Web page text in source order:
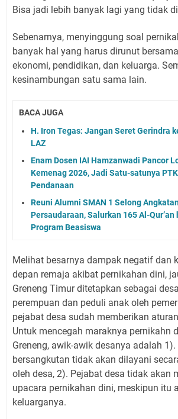
Bisa jadi lebih banyak lagi yang tidak
Sebenarnya, menyinggung soal
banyak hal yang harus dirunut
ekonomi, pendidikan, dan keluarga.
kesinambungan satu sama lain.
BACA JUGA
H. Iron Tegas: Jangan Seret Gerindra
LAZ
Enam Dosen IAI Hamzanwadi Pancor
Kemenag 2026, Jadi Satu-satunya
Pendanaan
Reuni Alumni SMAN 1 Selong
Persaudaraan, Salurkan 165 Al-
Program Beasiswa
Melihat besarnya dampak negatif dan
depan remaja akibat pernikahan dini,
Greneng Timur ditetapkan sebagai
perempuan dan peduli anak oleh
pejabat desa sudah memberikan
Untuk mencegah maraknya pernikahn
Greneng, awik-awik desanya adalah 1).
bersangkutan tidak akan dilayani
oleh desa, 2). Pejabat desa tidak akan
upacara pernikahan dini, meskipun itu
keluarganya.